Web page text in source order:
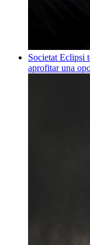
Societat Eclipsi
aprofitar una